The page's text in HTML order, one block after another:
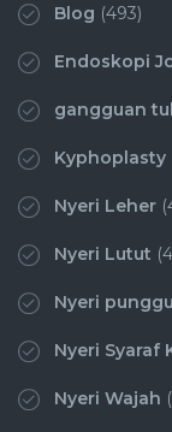
Blog (493)
Endoskopi
gangguan
Kyphoplasty
Nyeri Leher
Nyeri Lutut
Nyeri
Nyeri Syaraf
Nyeri Wajah